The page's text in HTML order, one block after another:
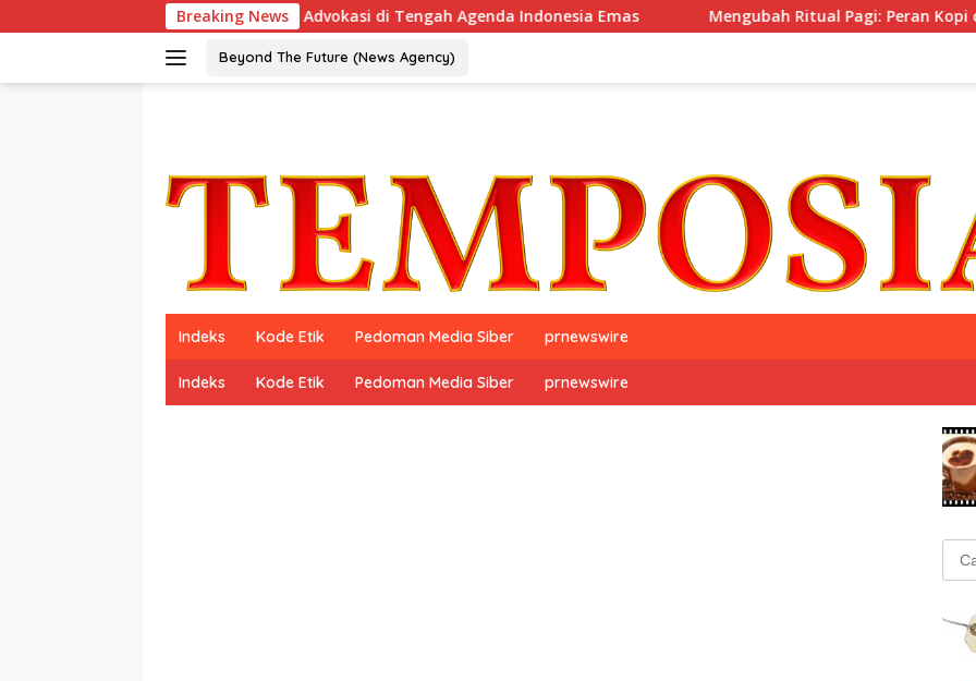
ke
Breaking News
Jakarta: Mencari Makna Advokasi di Tengah Agenda Indonesia Emas Mengubah Ritual Pagi: Peran Kopi dalam Gaya
Beyond The Future (News Agency)
Indeks Kode Etik Pedoman Media Siber prnewswire
Indeks Kode Etik Pedoman Media Siber prnewswire